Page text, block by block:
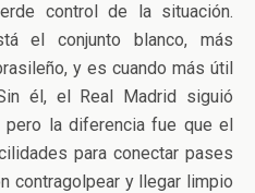
control de la situación.
el conjunto blanco, más
y es cuando más útil
él, el Real Madrid siguió
pero la diferencia fue que el
para conectar pases
contragolpear y llegar limpio